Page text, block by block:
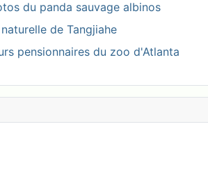
du panda sauvage albinos
de Tangjiahe
pensionnaires du zoo d'Atlanta